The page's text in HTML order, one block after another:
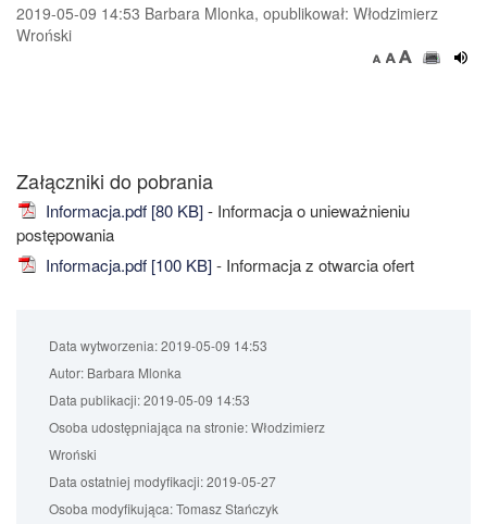
2019-05-09 14:53 Barbara Mlonka, opublikował: Włodzimierz
Wroński
Załączniki do pobrania
Informacja.pdf [80 KB]- Informacja o unieważnieniu
postępowania
Informacja.pdf [100 KB]- Informacja z otwarcia ofert
Data wytworzenia:2019-05-09 14:53
Autor: Barbara Mlonka
Data publikacji:2019-05-09 14:53
Osoba udostępniająca na stronie:Włodzimierz
Wroński
Data ostatniej modyfikacji:2019-05-27
Osoba modyfikująca:Tomasz Stańczyk